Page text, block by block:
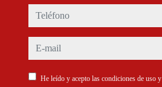
teléfono
e-mail
He leído y acepto las condiciones de uso y